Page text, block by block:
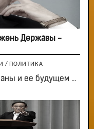
Державы -
/ ПОЛИТИКА
и ее будущем ...